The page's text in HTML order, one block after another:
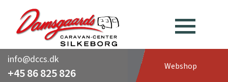
info@dccs.dk
+45 86 825 826 Webshop